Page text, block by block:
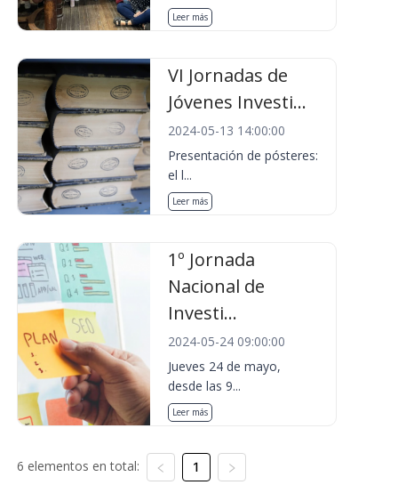
Leer más
VI Jornadas de
Jóvenes Investi...
2024-05-13 14:00:00
Presentación de pósteres:
el l...
Leer más
1º Jornada
Nacional de
Investi...
2024-05-24 09:00:00
Jueves 24 de mayo,
desde las 9...
Leer más
6 elementos en total: 1